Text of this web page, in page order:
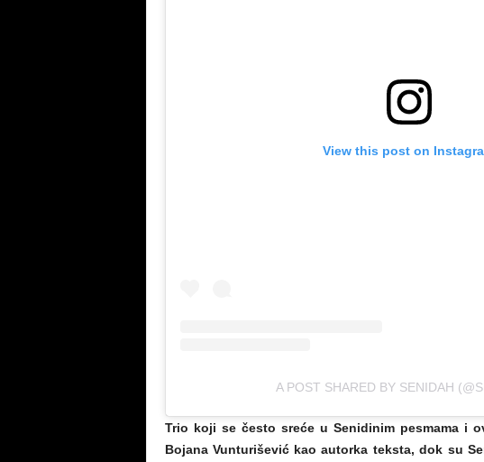
View this post on
A POST SHARED BY SENIDAH
Trio koji se često sreće u Senidinim pesmama i
Bojana Vunturišević kao autorka teksta, dok su